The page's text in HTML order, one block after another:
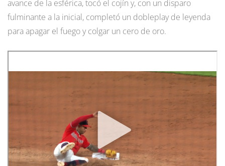
avance de la esférica, tocó el cojín y, con un disparo
fulminante a la inicial, completó un dobleplay de leyenda
para apagar el fuego y colgar un cero de oro.